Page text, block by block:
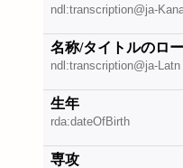
ndl:transcription@ja-
名称/タイトルのロ
ndl:transcription@ja-Latn
生年
rda:dateOfBirth
専攻